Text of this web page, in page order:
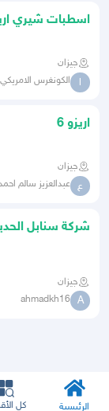
اسطبات شيري اريزو 6
جيزان
ا الكونغرس الامريكي
اريزو 6
جيزان
ع عبدالعزيز سالم
شركة سنابل
جيزان
A
ahmadkh16
الرئيسية كل